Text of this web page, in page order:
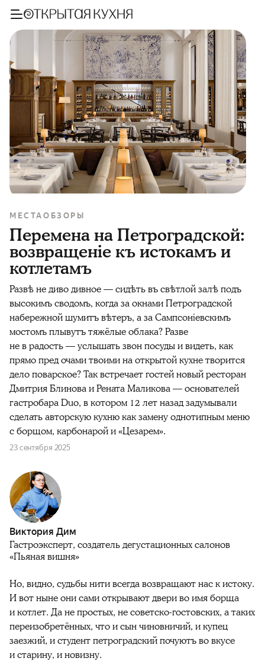
МЕСТА ОБЗОРЫ
Перемена на Петроградской:
возвращеніе къ истокамъ и
котлетамъ
Развѣ не диво дивное — сидѣть въ свѣтлой залѣ подъ
высокимъ сводомъ, когда за окнами Петроградской
набережной шумитъ вѣтеръ, а за Сампсонiевскимъ
мостомъ плывутъ тяжёлые облака? Разве
не в радость — услышать звон посуды и видеть, как
прямо пред очами твоими на открытой кухне творится
дело поварское? Так встречает гостей новый ресторан
Дмитрия Блинова и Рената Маликова — основателей
гастробара Duo, в котором 12 лет назад задумывали
сделать авторскую кухню как замену однотипным меню
с борщом, карбонарой и «Цезарем».
23 сентября 2025
Виктория Дим
Гастроэксперт, создатель дегустационных салонов
«Пьяная вишня»
Но, видно, судьбы нити всегда возвращают нас к истоку.
И вот ныне они сами открывают двери во имя борща
и котлет. Да не простых, не советско-гостовских, а таких
переизобретённых, что и сын чиновничий, и купец
заезжий, и студент петроградский почуютъ во вкусе
и старину, и новизну.